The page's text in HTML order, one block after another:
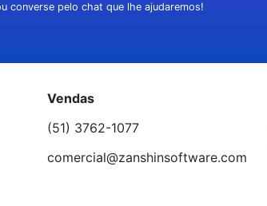
converse pelo chat que lhe ajudaremos!
Vendas
(51) 3762-1077
comercial@zanshinsoftware.com